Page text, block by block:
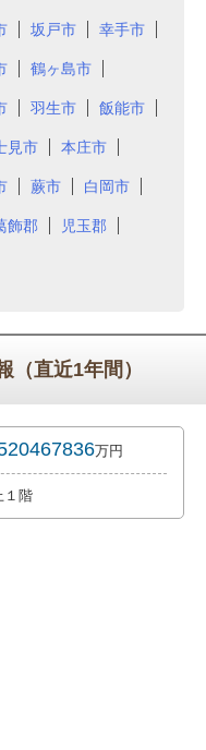
坂戸市 幸手市
鶴ヶ島市
羽生市 飯能市
見市 本庄市
蕨市 白岡市
飾郡 児玉郡
（直近1年間）
万円
１階